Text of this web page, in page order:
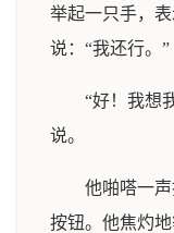
举起一只手，
说：“我还行。”
“好！我想
说。
他啪嗒一
按钮。他焦灼